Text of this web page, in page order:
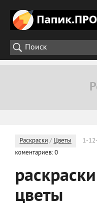
Раскраски / Цветы 1-
коментариев: 0
цветы